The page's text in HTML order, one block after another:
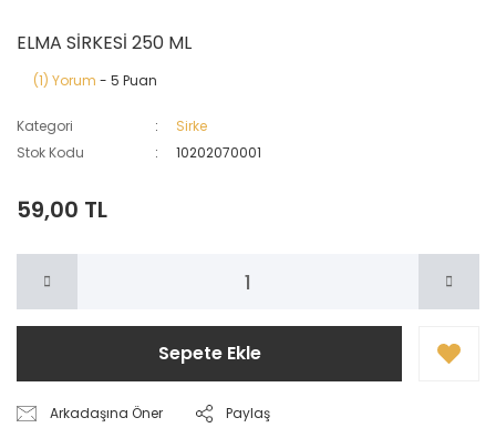
ELMA SİRKESİ 250 ML
(1) Yorum - 5 Puan
Kategori
Sirke
Stok Kodu
10202070001
59,00 TL
Sepete Ekle
Arkadaşına Öner Paylaş